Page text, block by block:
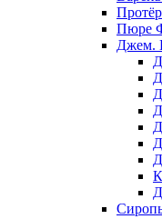
Пюре
Джем.